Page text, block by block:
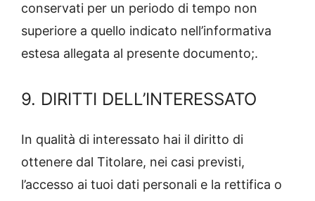
conservati per un periodo di tempo non
superiore a quello indicato nell’informativa
estesa allegata al presente documento;.
9. DIRITTI DELL’INTERESSATO
In qualità di interessato hai il diritto di
ottenere dal Titolare, nei casi previsti,
l’accesso ai tuoi dati personali e la rettifica o